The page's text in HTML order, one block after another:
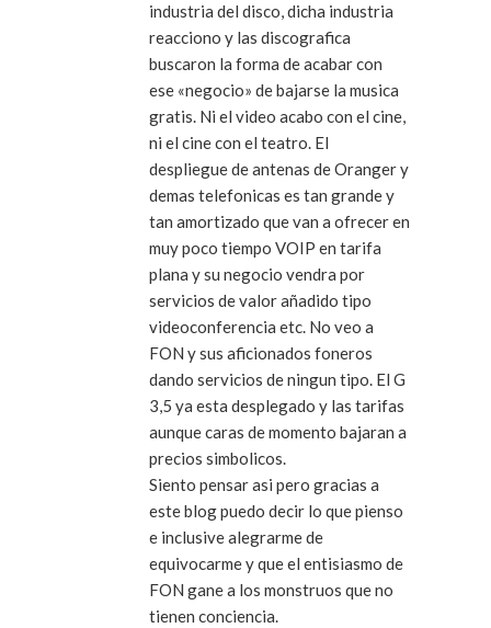
industria del disco, dicha industria
reacciono y las discografica
buscaron la forma de acabar con
ese «negocio» de bajarse la musica
gratis. Ni el video acabo con el cine,
ni el cine con el teatro. El
despliegue de antenas de Oranger y
demas telefonicas es tan grande y
tan amortizado que van a ofrecer en
muy poco tiempo VOIP en tarifa
plana y su negocio vendra por
servicios de valor añadido tipo
videoconferencia etc. No veo a
FON y sus aficionados foneros
dando servicios de ningun tipo. El G
3,5 ya esta desplegado y las tarifas
aunque caras de momento bajaran a
precios simbolicos.
Siento pensar asi pero gracias a
este blog puedo decir lo que pienso
e inclusive alegrarme de
equivocarme y que el entisiasmo de
FON gane a los monstruos que no
tienen conciencia.